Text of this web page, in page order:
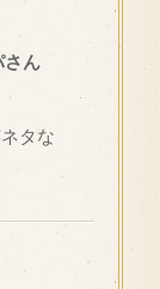
さん
タな